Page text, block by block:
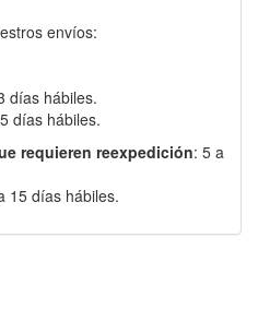
envíos:
días hábiles.
días hábiles.
requieren reexpedición: 5 a
15 días hábiles.